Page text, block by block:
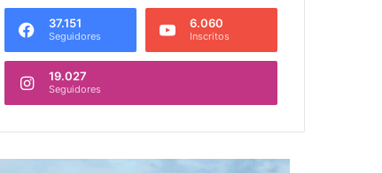
37.151
Seguidores
6.060
Inscritos
19.027
Seguidores